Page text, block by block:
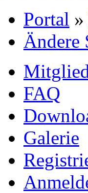
Portal »
Ändere
FAQ
Galerie